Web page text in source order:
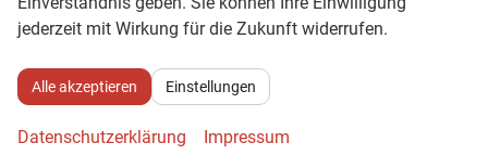
Futura
Hyundai
jederzeit mit Wirkung für die Zukunft widerrufen.
Alle akzeptieren Einstellungen
Datenschutzerklärung Impressum